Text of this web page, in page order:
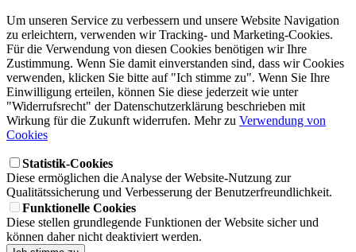
Um unseren Service zu verbessern und unsere Website Navigation
zu erleichtern, verwenden wir Tracking- und Marketing-Cookies.
Für die Verwendung von diesen Cookies benötigen wir Ihre
Zustimmung. Wenn Sie damit einverstanden sind, dass wir Cookies
verwenden, klicken Sie bitte auf "Ich stimme zu". Wenn Sie Ihre
Einwilligung erteilen, können Sie diese jederzeit wie unter
"Widerrufsrecht" der Datenschutzerklärung beschrieben mit
Wirkung für die Zukunft widerrufen. Mehr zu Verwendung von
Cookies
Statistik-Cookies
Diese ermöglichen die Analyse der Website-Nutzung zur
Qualitätssicherung und Verbesserung der Benutzerfreundlichkeit.
Funktionelle Cookies
Diese stellen grundlegende Funktionen der Website sicher und
können daher nicht deaktiviert werden.